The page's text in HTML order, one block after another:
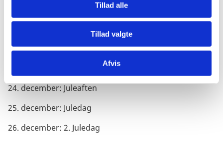
Tillad alle
Tillad valgte
Afvis
31. maj: Vesak Dag (Lukket 1. juni)
09. august: National Day (Lukket 10. august)
08. november: Deepavali (Lukket 9. november)
24. december: Juleaften
25. december: Juledag
26. december: 2. Juledag